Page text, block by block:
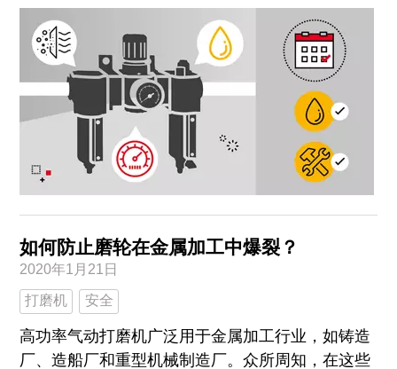
如何防止磨轮在金属加工中爆裂？
2020年1月21日
打磨机 安全
高功率气动打磨机广泛用于金属加工行业，如铸造
厂、造船厂和重型机械制造厂。众所周知，在这些